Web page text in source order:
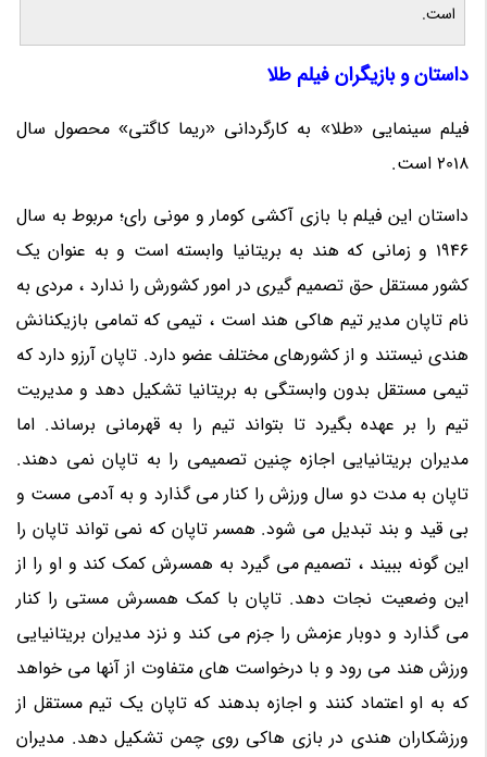
است.
داستان و بازیگران فیلم طلا
فیلم سینمایی «طلا» به کارگردانی «ریما کاگتی» محصول سال
2018 است.
داستان این فیلم با بازی آکشی کومار و مونی رای؛ مربوط به سال
1946 و زمانی که هند به بریتانیا وابسته است و به عنوان یک
کشور مستقل حق تصمیم گیری در امور کشورش را ندارد ، مردی به
نام تاپان مدیر تیم هاکی هند است ، تیمی که تمامی بازیکنانش
هندی نیستند و از کشورهای مختلف عضو دارد. تاپان آرزو دارد که
تیمی مستقل بدون وابستگی به بریتانیا تشکیل دهد و مدیریت
تیم را بر عهده بگیرد تا بتواند تیم را به قهرمانی برساند. اما
مدیران بریتانیایی اجازه چنین تصمیمی را به تاپان نمی دهند.
تاپان به مدت دو سال ورزش را کنار می گذارد و به آدمی مست و
بی قید و بند تبدیل می شود. همسر تاپان که نمی تواند تاپان را
این گونه ببیند ، تصمیم می گیرد به همسرش کمک کند و او را از
این وضعیت نجات دهد. تاپان با کمک همسرش مستی را کنار
می گذارد و دوبار عزمش را جزم می کند و نزد مدیران بریتانیایی
ورزش هند می رود و با درخواست های متفاوت از آنها می خواهد
که به او اعتماد کنند و اجازه بدهند که تاپان یک تیم مستقل از
ورزشکاران هندی در بازی هاکی روی چمن تشکیل دهد. مدیران